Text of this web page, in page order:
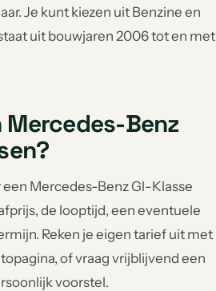
Je kunt kiezen uit Benzine en
uit bouwjaren 2006 tot en met
Benz
Mercedes-Benz Gl-Klasse
de looptijd, een eventuele
Reken je eigen tarief uit met
of vraag vrijblijvend een
voorstel.